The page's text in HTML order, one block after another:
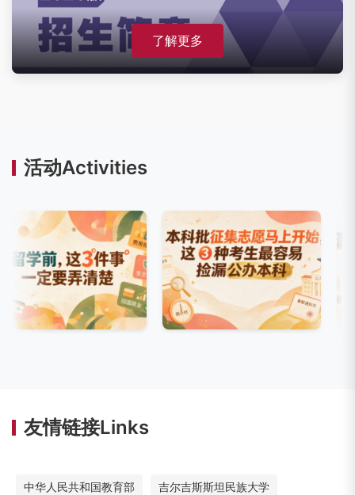
了解更多
活动Activities
友情链接Links
中华人民共和国教育部 吉尔吉斯斯坦民族大学